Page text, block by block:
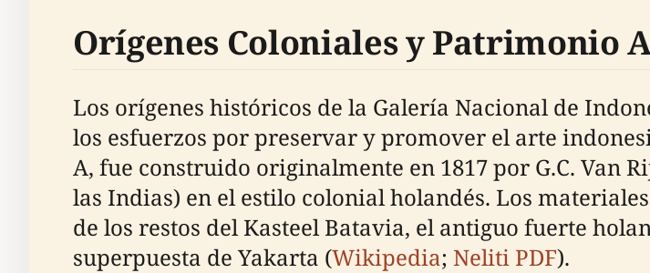
Orígenes Coloniales y Patrimonio
Los orígenes históricos de la Galería Nacional de
los esfuerzos por preservar y promover el arte
A, fue construido originalmente en 1817 por G.C. Van
las Indias) en el estilo colonial holandés. Los
de los restos del Kasteel Batavia, el antiguo fuerte
superpuesta de Yakarta (Wikipedia; Neliti PDF).